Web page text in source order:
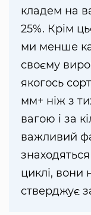
кладем на
25%. Крім
ми менше
своєму
якогось
мм+ ніж з
вагою і за
важливий
циклі,
стверджує